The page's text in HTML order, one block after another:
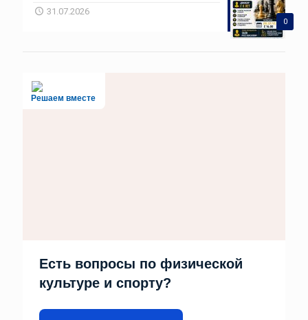
0
31.07.2026
Решаем вместе
Есть вопросы по физической
культуре и спорту?